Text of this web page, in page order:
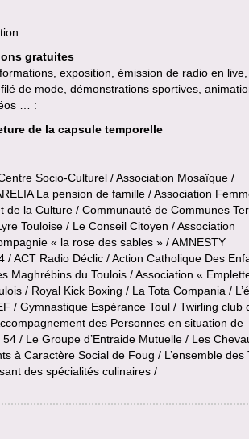
gratuites
exposition, émission de radio en live,
de mode, démonstrations sportives,
… :
de la capsule temporelle
Socio-Culturel / Association Mosaïque /
La pension de famille / Association
de la Culture / Communauté de Communes
Touloise / Le Conseil Citoyen / Association
« la rose des sables » / AMNESTY
/ ACT Radio Déclic / Action Catholique Des
Maghrébins du Toulois / Association «
/ Royal Kick Boxing / La Tota Compania /
/ Gymnastique Espérance Toul / Twirling club
des Personnes en situation de
/ Le Groupe d’Entraide Mutuelle / Les
à Caractère Social de Foug / L’ensemble des
des spécialités culinaires /